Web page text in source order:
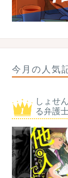
今月の人気
しょせ
る弁護